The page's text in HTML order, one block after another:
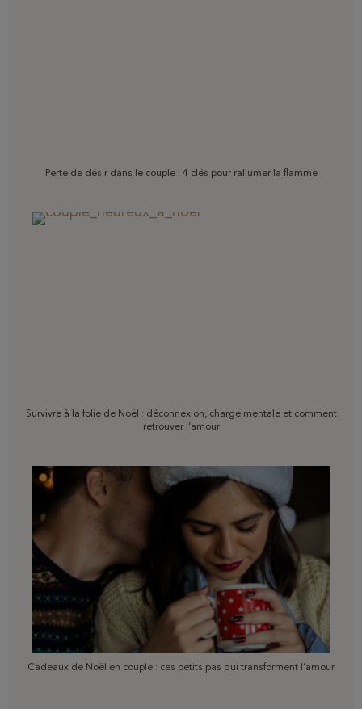
Perte de désir dans le couple : 4 clés pour rallumer la flamme
Survivre à la folie de Noël : déconnexion, charge mentale et comment
retrouver l’amour
Cadeaux de Noël en couple : ces petits pas qui transforment l’amour